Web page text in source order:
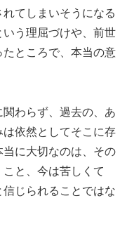
てしまいそうになる
う理屈づけや、前世
ところで、本当の意
わらず、過去の、あ
依然としてそこに存
に大切なのは、その
と、今は苦しくて
じられることではな